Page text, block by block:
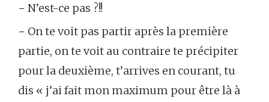
− N’est-ce pas ?!!
− On te voit pas partir après la première
partie, on te voit au contraire te précipiter
pour la deuxième, t’arrives en courant, tu
dis « j’ai fait mon maximum pour être là à